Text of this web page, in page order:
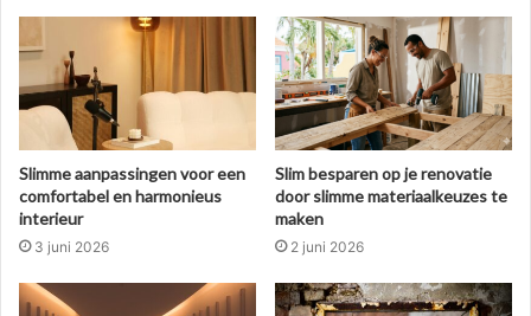
Slimme aanpassingen voor een
comfortabel en harmonieus
interieur
3 juni 2026
Slim besparen op je renovatie
door slimme materiaalkeuzes te
maken
2 juni 2026